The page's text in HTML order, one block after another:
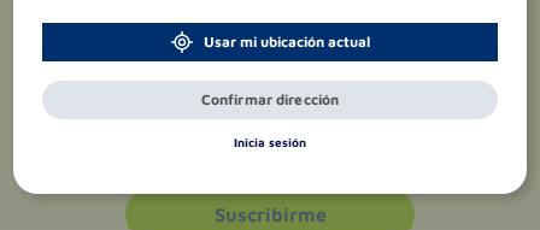
tratamiento de datos
Suscribirme
Usar mi ubicación actual
Confirmar dirección
Inicia sesión